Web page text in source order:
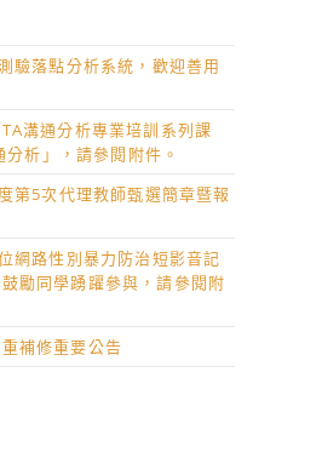
驗落點分析系統，歡迎善用
溝通分析專業培訓系列課
析」，請參閱附件。
第5次代理教師甄選簡章暨報
網路性別暴力防治短影音記
勵同學踴躍參與，請參閱附
補修重要公告